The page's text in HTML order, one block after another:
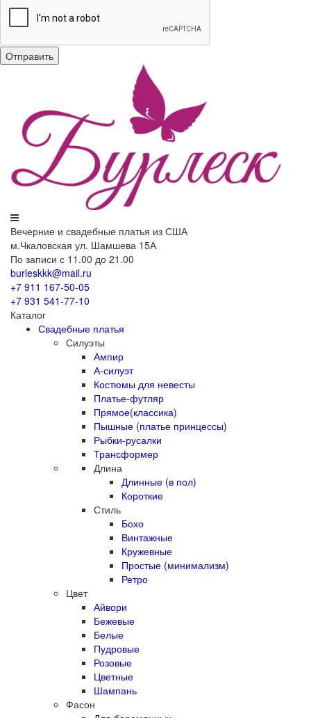
Вечерние и свадебные платья из США
м.Чкаловская ул. Шамшева 15А
По записи с 11.00 до 21.00
burleskkk@mail.ru
+7 911 167-50-05
+7 931 541-77-10
Каталог
Свадебные платья
Силуэты
Ампир
А-силуэт
Костюмы для невесты
Платье-футляр
Прямое(классика)
Пышные (платье принцессы)
Рыбки-русалки
Трансформер
Длина
Длинные (в пол)
Короткие
Стиль
Бохо
Винтажные
Кружевные
Простые (минимализм)
Ретро
Цвет
Айвори
Бежевые
Белые
Пудровые
Розовые
Цветные
Шампань
Фасон